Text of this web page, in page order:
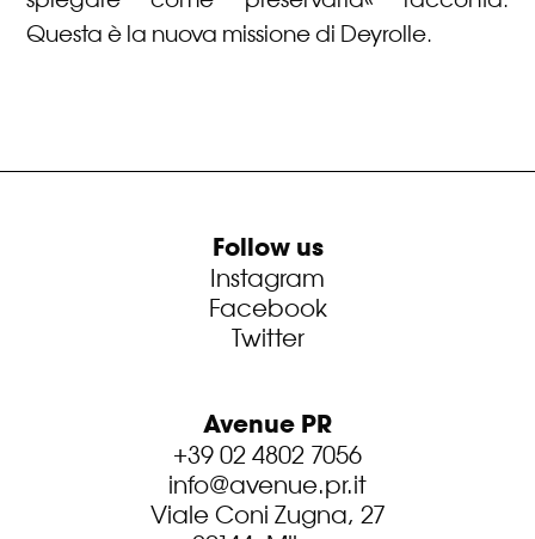
Questa è la nuova missione di Deyrolle.
Follow us
Instagram
Facebook
Twitter
Avenue PR
+39 02 4802 7056
info@avenue.pr.it
Viale Coni Zugna, 27